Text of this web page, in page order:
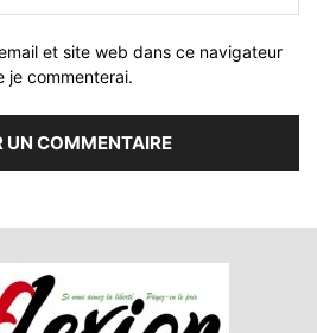
et site web dans ce navigateur
je commenterai.